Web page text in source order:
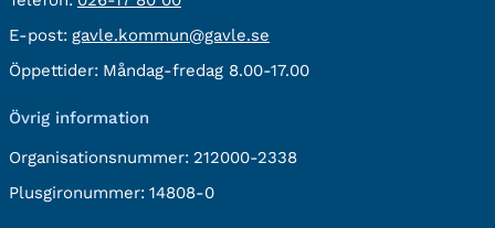
E-post: E-
post:
gavle.kommun@gavle.se
Öppettider: Måndag-fredag 8.00-17.00
Övrig information
Organisationsnummer: 212000-2338
Plusgironummer: 14808-0